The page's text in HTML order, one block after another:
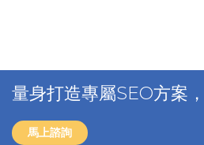
量身打造專屬SEO方案
馬上諮詢